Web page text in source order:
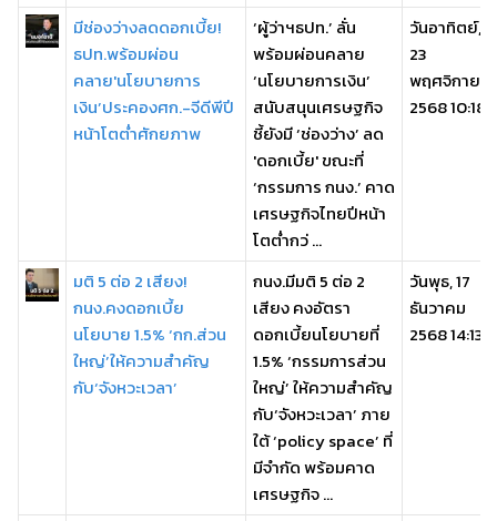
มีช่องว่างลดดอกเบี้ย!
ธปท.พร้อมผ่อน
คลาย'นโยบายการ
เงิน’ประคองศก.-จีดีพีปี
หน้าโตต่ำศักยภาพ
‘ผู้ว่าฯธปท.’ ลั่น
พร้อมผ่อนคลาย
‘นโยบายการเงิน’
สนับสนุนเศรษฐกิจ
ชี้ยังมี ‘ช่องว่าง’ ลด
'ดอกเบี้ย' ขณะที่
‘กรรมการ กนง.’ คาด
เศรษฐกิจไทยปีหน้า
โตต่ำกว่ ...
วันอาทิตย์,
23
พฤศจิกายน
2568 10:18
มติ 5 ต่อ 2 เสียง!
กนง.คงดอกเบี้ย
นโยบาย 1.5% ‘กก.ส่วน
ใหญ่’ให้ความสำคัญ
กับ‘จังหวะเวลา’
กนง.มีมติ 5 ต่อ 2
เสียง คงอัตรา
ดอกเบี้ยนโยบายที่
1.5% ‘กรรมการส่วน
ใหญ่’ ให้ความสำคัญ
กับ‘จังหวะเวลา’ ภาย
ใต้ ‘policy space’ ที่
มีจำกัด พร้อมคาด
เศรษฐกิจ ...
วันพุธ, 17
ธันวาคม
2568 14:13